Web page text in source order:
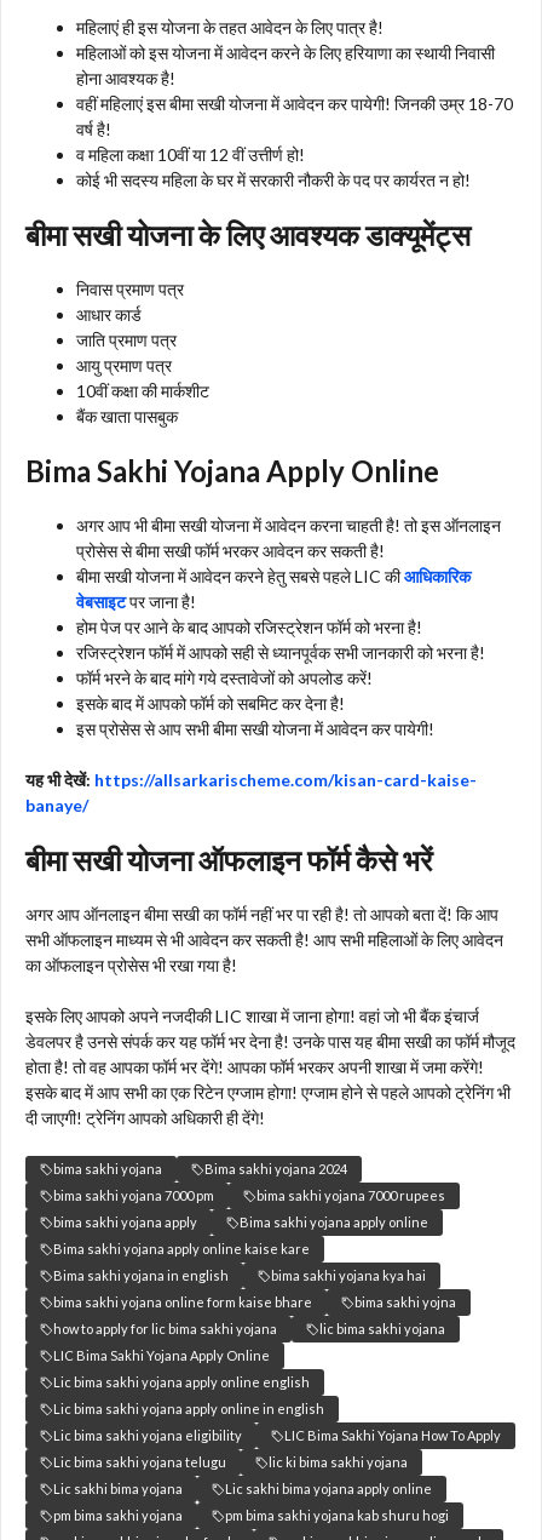
महिलाएं ही इस योजना के तहत आवेदन के लिए पात्र है!
महिलाओं को इस योजना में आवेदन करने के लिए हरियाणा का स्थायी निवासी
होना आवश्यक है!
वहीं महिलाएं इस बीमा सखी योजना में आवेदन कर पायेगी! जिनकी उम्र 18-70
वर्ष है!
व महिला कक्षा 10वीं या 12 वीं उत्तीर्ण हो!
कोई भी सदस्य महिला के घर में सरकारी नौकरी के पद पर कार्यरत न हो!
बीमा सखी योजना के लिए आवश्यक डाक्यूमेंट्स
निवास प्रमाण पत्र
आधार कार्ड
जाति प्रमाण पत्र
आयु प्रमाण पत्र
10वीं कक्षा की मार्कशीट
बैंक खाता पासबुक
Bima Sakhi Yojana Apply Online
अगर आप भी बीमा सखी योजना में आवेदन करना चाहती है! तो इस ऑनलाइन
प्रोसेस से बीमा सखी फॉर्म भरकर आवेदन कर सकती है!
बीमा सखी योजना में आवेदन करने हेतु सबसे पहले LIC कीआधिकारिक
वेबसाइटपर जाना है!
होम पेज पर आने के बाद आपको रजिस्ट्रेशन फॉर्म को भरना है!
रजिस्ट्रेशन फॉर्म में आपको सही से ध्यानपूर्वक सभी जानकारी को भरना है!
फॉर्म भरने के बाद मांगे गये दस्तावेजों को अपलोड करें!
इसके बाद में आपको फॉर्म को सबमिट कर देना है!
इस प्रोसेस से आप सभी बीमा सखी योजना में आवेदन कर पायेगी!
यह भी देखें: https://allsarkarischeme.com/kisan-card-kaise-
banaye/
बीमा सखी योजना ऑफलाइन फॉर्म कैसे भरें
अगर आप ऑनलाइन बीमा सखी का फॉर्म नहीं भर पा रही है! तो आपको बता दें! कि आप
सभी ऑफलाइन माध्यम से भी आवेदन कर सकती है! आप सभी महिलाओं के लिए आवेदन
का ऑफलाइन प्रोसेस भी रखा गया है!
इसके लिए आपको अपने नजदीकी LIC शाखा में जाना होगा! वहां जो भी बैंक इंचार्ज
डेवलपर है उनसे संपर्क कर यह फॉर्म भर देना है! उनके पास यह बीमा सखी का फॉर्म मौजूद
होता है! तो वह आपका फॉर्म भर देंगे! आपका फॉर्म भरकर अपनी शाखा में जमा करेंगे!
इसके बाद में आप सभी का एक रिटेन एग्जाम होगा! एग्जाम होने से पहले आपको ट्रेनिंग भी
दी जाएगी! ट्रेनिंग आपको अधिकारी ही देंगे!
bima sakhi yojana
Bima sakhi yojana 2024
bima sakhi yojana 7000 pm
bima sakhi yojana 7000 rupees
bima sakhi yojana apply
Bima sakhi yojana apply online
Bima sakhi yojana apply online kaise kare
Bima sakhi yojana in english
bima sakhi yojana kya hai
bima sakhi yojana online form kaise bhare
bima sakhi yojna
how to apply for lic bima sakhi yojana
lic bima sakhi yojana
LIC Bima Sakhi Yojana Apply Online
Lic bima sakhi yojana apply online english
Lic bima sakhi yojana apply online in english
Lic bima sakhi yojana eligibility
LIC Bima Sakhi Yojana How To Apply
Lic bima sakhi yojana telugu
lic ki bima sakhi yojana
Lic sakhi bima yojana
Lic sakhi bima yojana apply online
pm bima sakhi yojana
pm bima sakhi yojana kab shuru hogi